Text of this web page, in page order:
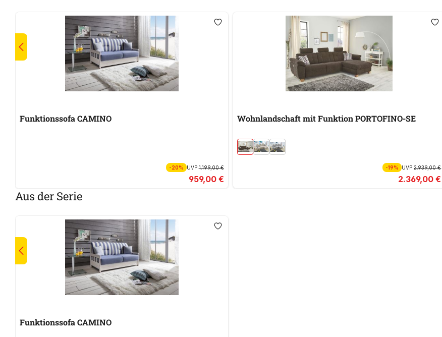
Funktionssofa CAMINO
-20% UVP1.199,00 €
959,00 €
Wohnlandschaft mit Funktion PORTOFINO-SE
-19% UVP2.939,00 €
2.369,00 €
Aus der Serie
Funktionssofa CAMINO